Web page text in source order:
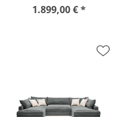
1.899,00 € *